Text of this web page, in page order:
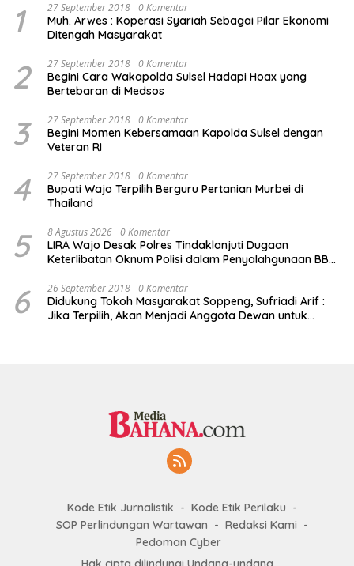
1 27 September 2018 0 Komentar
Muh. Arwes : Koperasi Syariah Sebagai Pilar Ekonomi
Ditengah Masyarakat
2 27 September 2018 0 Komentar
Begini Cara Wakapolda Sulsel Hadapi Hoax yang
Bertebaran di Medsos
3 27 September 2018 0 Komentar
Begini Momen Kebersamaan Kapolda Sulsel dengan
Veteran RI
4 27 September 2018 0 Komentar
Bupati Wajo Terpilih Berguru Pertanian Murbei di
Thailand
5 8 Agustus 2026 0 Komentar
LIRA Wajo Desak Polres Tindaklanjuti Dugaan
Keterlibatan Oknum Polisi dalam Penyalahgunaan BBM
6 26 September 2018 0 Komentar
Didukung Tokoh Masyarakat Soppeng, Sufriadi Arif :
Jika Terpilih, Akan Menjadi Anggota Dewan untuk
Kode Etik Jurnalistik
Kode Etik Perilaku
SOP Perlindungan Wartawan
Redaksi Kami
Pedoman Cyber